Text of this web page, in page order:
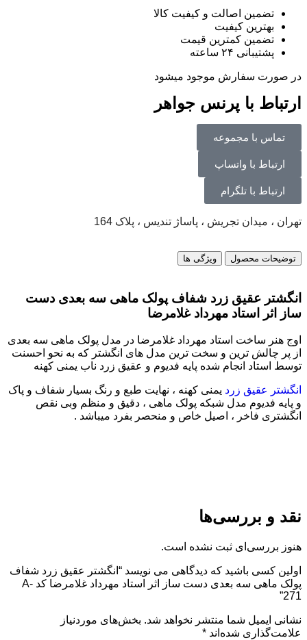
تضمین اصالت و کیفیت کالا
بهترین کیفیت
تضمین کمترین قیمت
پشتیبانی ۲۴ ساعته
در صورت سفارش موجود میشود
ارتباط با پرنس جواهر
تماس با مجموعه
ارتباط با واتساپ
ارتباط با تلگرام
تهران ، میدان تجریش ، پاساژ تندیس ، پلاک 164
توضیحات محصول ویژگی ها
انگشتر عقیق زرد شفاف پولک ماهی سه بعدی دست
ساز اثر استاد مهرداد غلامرضا
اوج هنر ساخت استاد مهرداد غلامرضا در مدل پولک ماهی سه بعدی
از پر چالش ترین و سخت ترین مدل های انگشتر که به نحو احسنت
توسط استاد انجام شده پایه فدیوم و عقیق زرد ناب یمنی کهنه
انگشتر عقیق زرد یمنی کهنه ، نهایت طبع و رنگ بسیار شفاف و پاک
و پایه فدیوم مدل شبکه پولک ماهی ، دقیق و منظم وبی نقص
انگشتری فاخر ، اصیل خاص و منحصر بفرد میباشد .
نقد و بررسی‌ها
هنوز بررسی‌ای ثبت نشده است.
اولین کسی باشید که دیدگاهی می نویسد “انگشتر عقیق زرد شفاف
پولک ماهی سه بعدی دست ساز اثر استاد مهرداد غلامرضا کد A-
271”
نشانی ایمیل شما منتشر نخواهد شد. بخش‌های موردنیاز
علامت‌گذاری شده‌اند *